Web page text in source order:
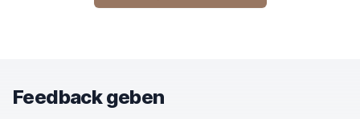
Feedback geben